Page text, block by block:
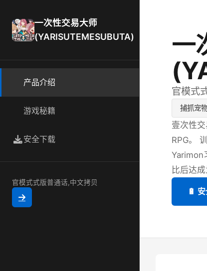
一次性交易大师
(YARISUTEMESUBUTA)
产品介绍
游戏秘籍
安全下载
官模式式版普通话,中文拷贝
一
官模式
捕抓宠
壹次性
RPG。
Yarimon
比后达
🔋